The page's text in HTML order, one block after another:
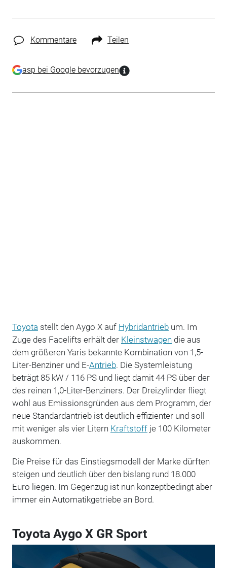
Kommentare Teilen
asp bei Google bevorzugen
Toyota stellt den Aygo X auf Hybridantriebum. Im
Zuge des Facelifts erhält der Kleinstwagen die aus
dem größeren Yaris bekannte Kombination von 1,5-
Liter-Benziner und E-Antrieb. Die Systemleistung
beträgt 85 kW / 116 PS und liegt damit 44 PS über der
des reinen 1,0-Liter-Benziners. Der Dreizylinder fliegt
wohl aus Emissionsgründen aus dem Programm, der
neue Standardantrieb ist deutlich effizienter und soll
mit weniger als vier Litern Kraftstoffje 100 Kilometer
auskommen.
Die Preise für das Einstiegsmodell der Marke dürften
steigen und deutlich über den bislang rund 18.000
Euro liegen. Im Gegenzug ist nun konzeptbedingt aber
immer ein Automatikgetriebe an Bord.
Toyota Aygo X GR Sport